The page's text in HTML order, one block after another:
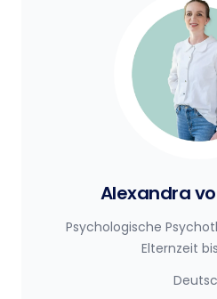
Alexandra
Psychologische
Elternzeit